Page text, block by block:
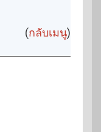
(กลับเมนู)